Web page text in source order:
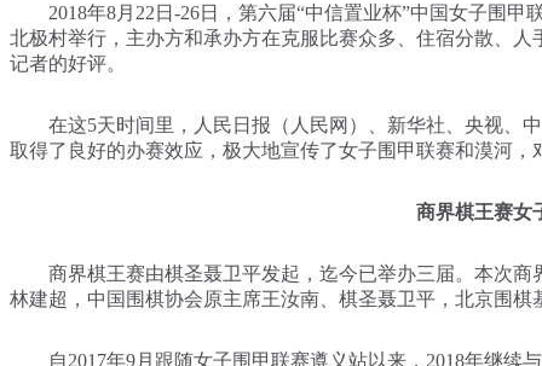
2018年8月22日-26日，第六届“中信置业杯”中国女子围甲
北极村举行，主办方和承办方在克服比赛众多、住宿分散、
记者的好评。
在这5天时间里，人民日报（人民网）、新华社、央视、
取得了良好的办赛效应，极大地宣传了女子围甲联赛和漠河
商界棋王赛女
商界棋王赛由棋圣聂卫平发起，迄今已举办三届。本次商
林建超，中国围棋协会原主席王汝南、棋圣聂卫平，北京围
自2017年9月跟随女子围甲联赛遵义站以来，2018年继续